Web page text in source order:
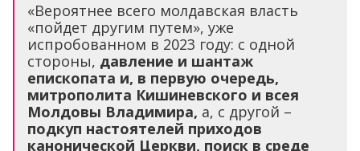
«Вероятнее всего молдавская власть
«пойдет другим путем», уже
испробованном в 2023 году: с одной
стороны, давление и шантаж
епископата и, в первую очередь,
митрополита Кишиневского и всея
Молдовы Владимира, а, с другой –
подкуп настоятелей приходов
канонической Церкви, поиск в среде